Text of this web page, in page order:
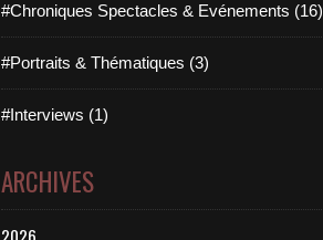
#Chroniques Spectacles & Evénements (16)
#Portraits & Thématiques (3)
#Interviews (1)
ARCHIVES